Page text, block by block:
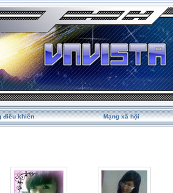
điều khiển Mạng xã hội